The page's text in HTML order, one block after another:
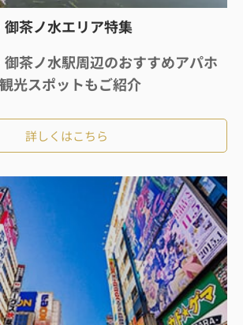
茶ノ水エリア特集
茶ノ水駅周辺のおすすめアパホ
光スポットもご紹介
詳しくはこちら